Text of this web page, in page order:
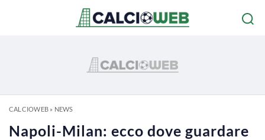
CALCIOWEB» NEWS
Napoli-Milan: ecco dove guardare